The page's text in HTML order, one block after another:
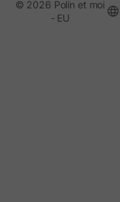
© 2026 Polín et moi
- EU